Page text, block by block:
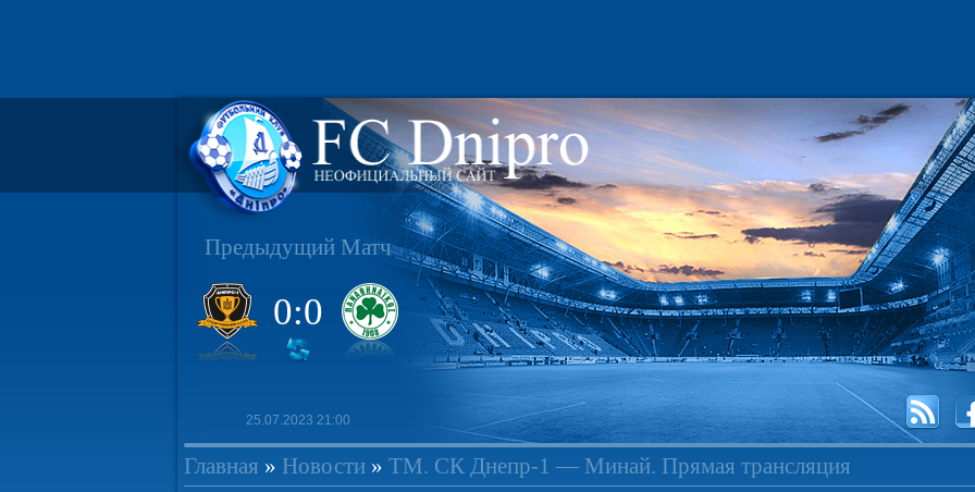
Предыдущий Матч
0:0
25.07.2023 21:00
Главная » Новости» ТМ. СК Днепр-1 — Минай. Прямая трансляция